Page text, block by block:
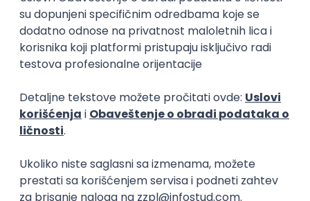
A ako se pitate kako ja znam kako izgleda dobar
mentor - pa morala sam da ga upoznam da bih
znala. Imala sam tu čast i zadovoljstvo da radim sa
sjajnim mentorom koji je zapravo i bio inspiracija za
ovaj test. Tako da njemu jedno veliko hvala, a vama
želim da vas na poslu dočeka neko bar upola dobar
kao on.
Srećno!